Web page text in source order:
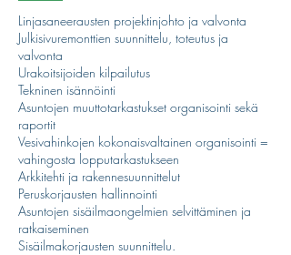
Linjasaneerausten projektinjohto ja valvonta
Julkisivuremonttien suunnittelu, toteutus ja
valvonta
Urakoitsijoiden kilpailutus
Tekninen isännöinti
Asuntojen muuttotarkastukset organisointi sekä
raportit
Vesivahinkojen kokonaisvaltainen organisointi =
vahingosta lopputarkastukseen
Arkkitehti ja rakennesuunnittelut
Peruskorjausten hallinnointi
Asuntojen sisäilmaongelmien selvittäminen ja
ratkaiseminen
Sisäilmakorjausten suunnittelu.